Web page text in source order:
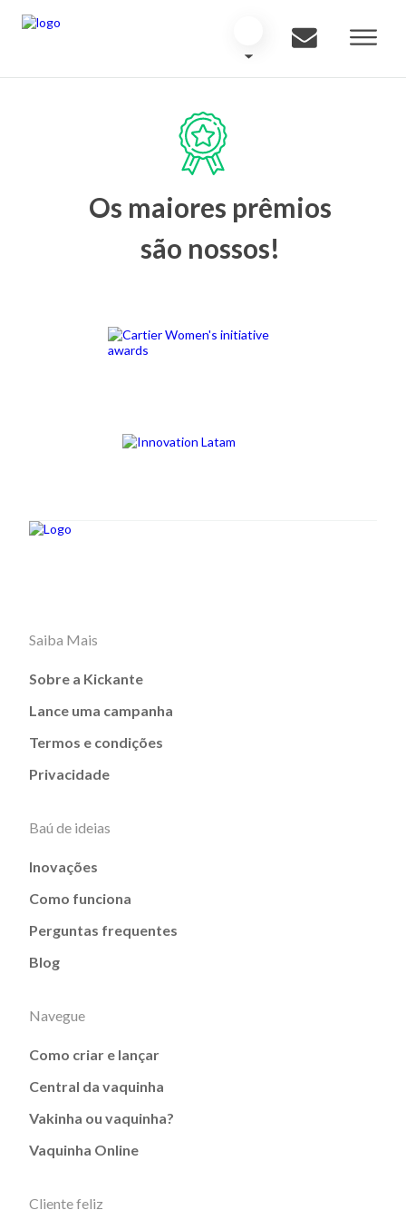
Os maiores prêmios
são nossos!
Saiba Mais
Sobre a Kickante
Lance uma campanha
Termos e condições
Privacidade
Baú de ideias
Inovações
Como funciona
Perguntas frequentes
Blog
Navegue
Como criar e lançar
Central da vaquinha
Vakinha ou vaquinha?
Vaquinha Online
Cliente feliz